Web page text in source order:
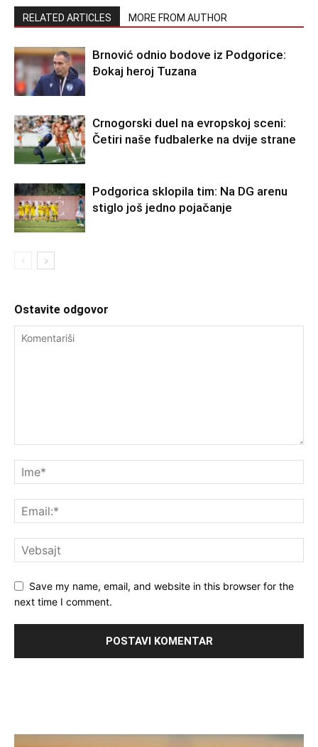
RELATED ARTICLES MORE FROM AUTHOR
Brnović odnio bodove iz Podgorice:
Đokaj heroj Tuzana
Crnogorski duel na evropskoj sceni:
Četiri naše fudbalerke na dvije strane
Podgorica sklopila tim: Na DG arenu
stiglo još jedno pojačanje
Ostavite odgovor
Save my name, email, and website in this browser for the
next time I comment.